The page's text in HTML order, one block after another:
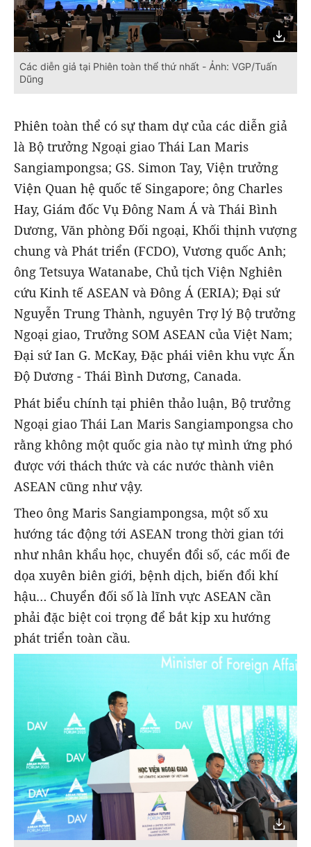
Các diễn giả tại Phiên toàn thể thứ nhất - Ảnh: VGP/Tuấn
Dũng
Phiên toàn thể có sự tham dự của các diễn giả
là Bộ trưởng Ngoại giao Thái Lan Maris
Sangiampongsa; GS. Simon Tay, Viện trưởng
Viện Quan hệ quốc tế Singapore; ông Charles
Hay, Giám đốc Vụ Đông Nam Á và Thái Bình
Dương, Văn phòng Đối ngoại, Khối thịnh vượng
chung và Phát triển (FCDO), Vương quốc Anh;
ông Tetsuya Watanabe, Chủ tịch Viện Nghiên
cứu Kinh tế ASEAN và Đông Á (ERIA); Đại sứ
Nguyễn Trung Thành, nguyên Trợ lý Bộ trưởng
Ngoại giao, Trưởng SOM ASEAN của Việt Nam;
Đại sứ Ian G. McKay, Đặc phái viên khu vực Ấn
Độ Dương - Thái Bình Dương, Canada.
Phát biểu chính tại phiên thảo luận, Bộ trưởng
Ngoại giao Thái Lan Maris Sangiampongsa cho
rằng không một quốc gia nào tự mình ứng phó
được với thách thức và các nước thành viên
ASEAN cũng như vậy.
Theo ông Maris Sangiampongsa, một số xu
hướng tác động tới ASEAN trong thời gian tới
như nhân khẩu học, chuyển đổi số, các mối đe
dọa xuyên biên giới, bệnh dịch, biến đổi khí
hậu… Chuyển đối số là lĩnh vực ASEAN cần
phải đặc biệt coi trọng để bắt kịp xu hướng
phát triển toàn cầu.